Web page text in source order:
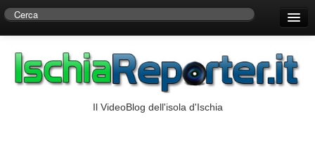
Centro di Ricerche Storiche D’Ambra
Il VideoBlog dell'isola d'Ischia